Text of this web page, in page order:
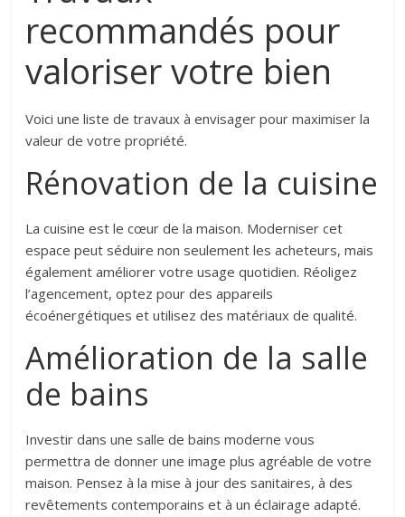
recommandés pour
valoriser votre bien
Voici une liste de travaux à envisager pour maximiser la
valeur de votre propriété.
Rénovation de la cuisine
La cuisine est le cœur de la maison. Moderniser cet
espace peut séduire non seulement les acheteurs, mais
également améliorer votre usage quotidien. Réoligez
l’agencement, optez pour des appareils
écoénergétiques et utilisez des matériaux de qualité.
Amélioration de la salle
de bains
Investir dans une salle de bains moderne vous
permettra de donner une image plus agréable de votre
maison. Pensez à la mise à jour des sanitaires, à des
revêtements contemporains et à un éclairage adapté.